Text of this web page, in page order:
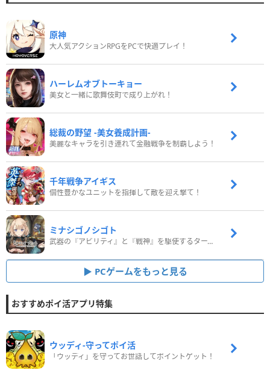
原神
大人気アクションRPGをPCで快適プレイ！
ハーレムオブトーキョー
美女と一緒に歌舞伎町で成り上がれ！
総裁の野望 -美女養成計画-
美麗なキャラを引き連れて金融戦争を制覇しよう！
千年戦争アイギス
個性豊かなユニットを指揮して敵を迎え撃て！
ミナシゴノシゴト
武器の『アビリティ』と『戦神』を駆使するターン制コマンドバトルRPG！
PCゲームをもっと見る
おすすめポイ活アプリ特集
ウッディ‐守ってポイ活
「ウッディ」を守ってお世話してポイントゲット！